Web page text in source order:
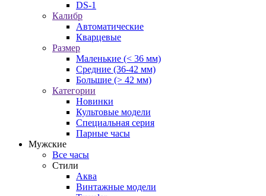
DS-1
Калибр
Автоматические
Кварцевые
Размер
Маленькие (< 36 мм)
Средние (36-42 мм)
Большие (> 42 мм)
Категории
Новинки
Культовые модели
Специальная серия
Парные часы
Мужские
Все часы
Стили
Аква
Винтажные модели